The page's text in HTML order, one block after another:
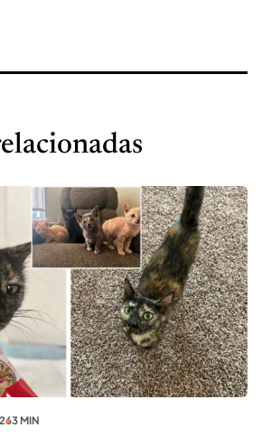
3 MIN